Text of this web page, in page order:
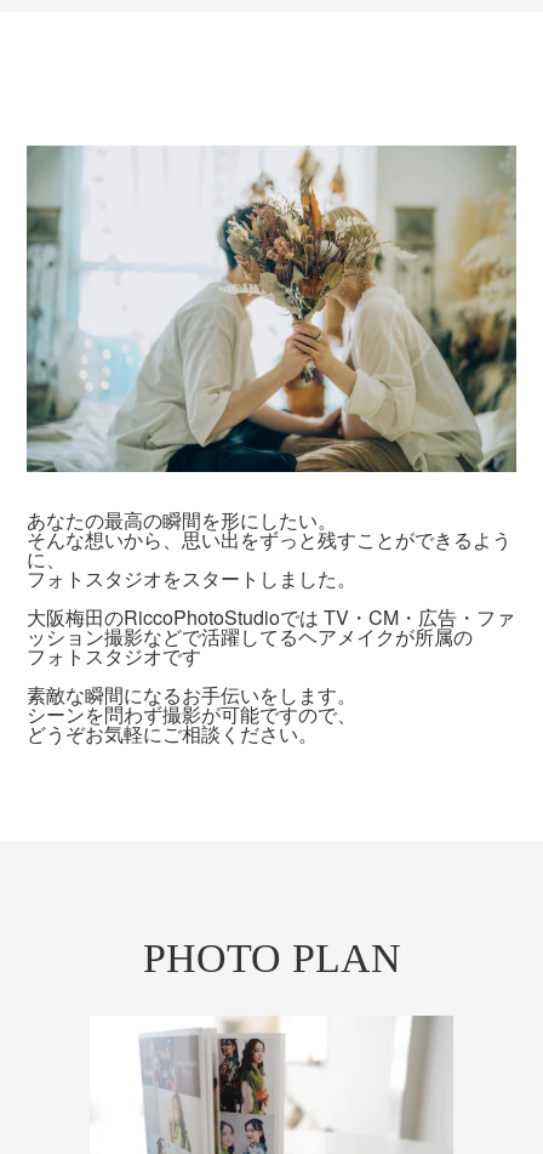
あなたの最高の瞬間を形にしたい。
そんな想いから、思い出をずっと残すことができるよう
に、
フォトスタジオをスタートしました。
大阪梅田のRiccoPhotoStudioでは TV・CM・広告・ファ
ッション撮影などで活躍してるヘアメイクが所属の
フォトスタジオです
素敵な瞬間になるお手伝いをします。
シーンを問わず撮影が可能ですので、
どうぞお気軽にご相談ください。
PHOTO PLAN